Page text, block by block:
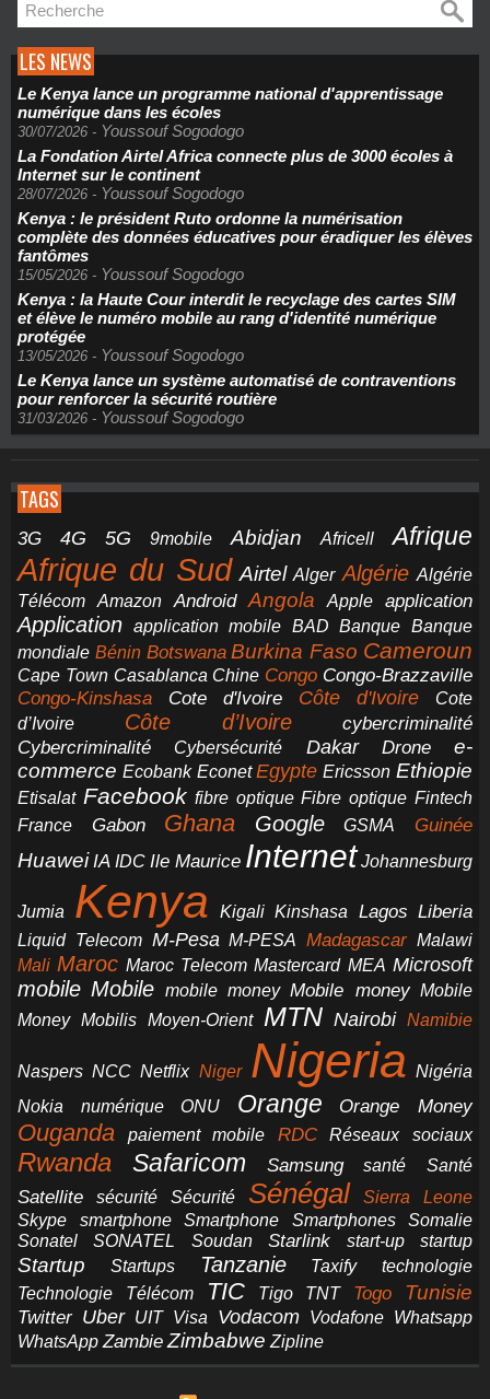
LES NEWS
Le Kenya lance un programme national d'apprentissage
numérique dans les écoles
30/07/2026 - Youssouf Sogodogo
La Fondation Airtel Africa connecte plus de 3000 écoles à
Internet sur le continent
28/07/2026 - Youssouf Sogodogo
Kenya : le président Ruto ordonne la numérisation
complète des données éducatives pour éradiquer les élèves
fantômes
15/05/2026 - Youssouf Sogodogo
Kenya : la Haute Cour interdit le recyclage des cartes SIM
et élève le numéro mobile au rang d'identité numérique
protégée
13/05/2026 - Youssouf Sogodogo
Le Kenya lance un système automatisé de contraventions
pour renforcer la sécurité routière
31/03/2026 - Youssouf Sogodogo
TAGS
3G 4G 5G 9mobile Abidjan Africell Afrique
Afrique du Sud Airtel Alger Algérie Algérie
Télécom
Amazon Android Angola Apple application
Application application mobile BAD Banque Banque
mondiale Bénin Botswana Burkina Faso Cameroun
Cape Town Casablanca Chine Congo Congo-Brazzaville
Congo-Kinshasa Cote d'Ivoire Côte d'Ivoire
Cote
d’Ivoire
Côte d’Ivoire
cybercriminalité
Cybercriminalité
Cybersécurité Dakar Drone
e-
commerce Ecobank Econet Egypte Ericsson Ethiopie
Etisalat Facebook fibre optique Fibre optique Fintech
France
Gabon Ghana Google GSMA Guinée
Huawei IA IDC Ile Maurice Internet Johannesburg
Jumia Kenya Kigali Kinshasa Lagos Liberia
Liquid Telecom M-Pesa M-PESA Madagascar Malawi
Mali Maroc Maroc Telecom Mastercard MEA Microsoft
mobile Mobile mobile money Mobile money Mobile
Money Mobilis Moyen-Orient MTN Nairobi Namibie
Naspers NCC Netflix Niger Nigeria Nigéria
Nokia
numérique ONU Orange Orange Money
Ouganda paiement mobile RDC Réseaux sociaux
Rwanda Safaricom Samsung santé Santé
Satellite sécurité Sécurité Sénégal
Sierra Leone
Skype
smartphone Smartphone Smartphones
Somalie
Sonatel
SONATEL Soudan Starlink start-up startup
Startup Startups Tanzanie Taxify
technologie
Technologie
Télécom TIC Tigo TNT Togo Tunisie
Twitter Uber UIT Visa Vodacom Vodafone Whatsapp
WhatsApp Zambie Zimbabwe Zipline